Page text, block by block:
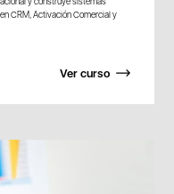
CRM, Activación Comercial y
Ver curso